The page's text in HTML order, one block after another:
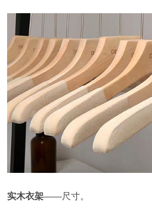
实木衣架——尺寸。